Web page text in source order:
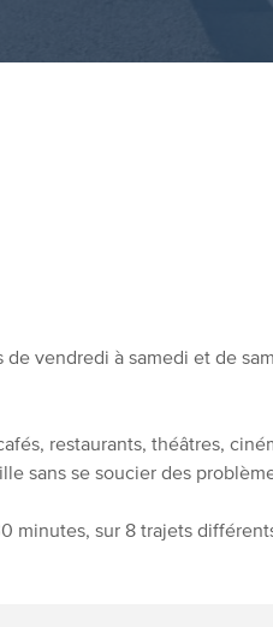
vendredi à samedi et de
restaurants, théâtres,
sans se soucier des
minutes, sur 8 trajets